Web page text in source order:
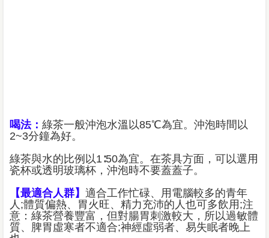
喝法： 綠茶一般沖泡水溫以85℃為宜。沖泡時間以
2~3分鐘為好。
綠茶與水的比例以1∶50為宜。在茶具方面，可以選用
瓷杯或透明玻璃杯，沖泡時不要蓋蓋子。
【最適合人群】 適合工作忙碌、用電腦較多的青年
人;體質偏熱、胃火旺、精力充沛的人也可多飲用;注
意：綠茶營養豐富，但對腸胃刺激較大，所以過敏體
質、脾胃虛寒者不適合;神經虛弱者、易失眠者晚上